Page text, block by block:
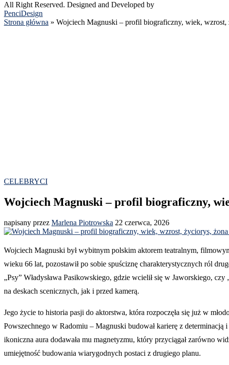
All Right Reserved. Designed and Developed by
PenciDesign
Strona główna » Wojciech Magnuski – profil biograficzny, wiek,
CELEBRYCI
Wojciech Magnuski – profil biograficzny,
napisany przez Marlena Piotrowska 22 czerwca, 2026
Wojciech Magnuski był wybitnym polskim aktorem teatralnym,
wieku 66 lat, pozostawił po sobie spuściznę charakterystycznych ról
„Psy” Władysława Pasikowskiego, gdzie wcielił się w Jaworskiego,
na deskach scenicznych, jak i przed kamerą.
Jego życie to historia pasji do aktorstwa, która rozpoczęła się już w
Powszechnego w Radomiu – Magnuski budował karierę z
ikoniczna aura dodawała mu magnetyzmu, który przyciągał zarówno
umiejętność budowania wiarygodnych postaci z drugiego planu.